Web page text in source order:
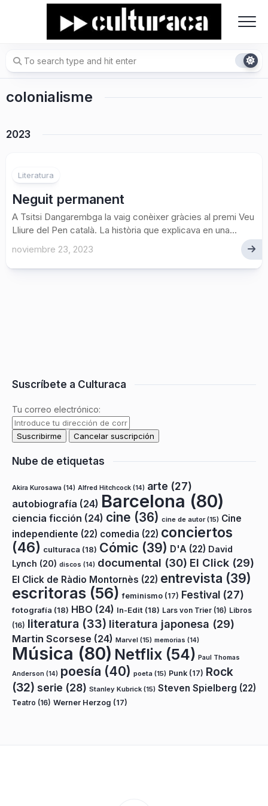
colonialisme
2023
Literatura
Neguit permanent
A Tsitsi Dangarembga la vaig conèixer gràcies al premi Veu
Lliure del Pen català. La història que explicava en una...
noviembre 23, 2023
Suscríbete a Culturaca
Tu correo electrónico:
Nube de etiquetas
Akira Kurosawa (14) Alfred Hitchcock (14) arte (27)
autobiografía (24) Barcelona (80)
ciencia ficción (24) cine (36) cine de autor(15) Cine
independiente (22) comedia (22) conciertos
(46) culturaca (18) Cómic (39) D'A (22) David
Lynch (20) discos (14) documental (30) El Click (29)
El Click de Ràdio Montornès (22) entrevista (39)
escritoras (56) feminismo (17) Festival (27)
fotografía (18) HBO (24) In-Edit (18) Lars von Trier (16) Libros
(16) literatura (33) literatura japonesa (29)
Martin Scorsese (24) Marvel (15) memorias (14)
Música (80) Netflix (54) Paul Thomas
Anderson (14) poesía (40) poeta (15) Punk (17) Rock
(32) serie (28) Stanley Kubrick (15) Steven Spielberg (22)
Teatro (16) Werner Herzog (17)